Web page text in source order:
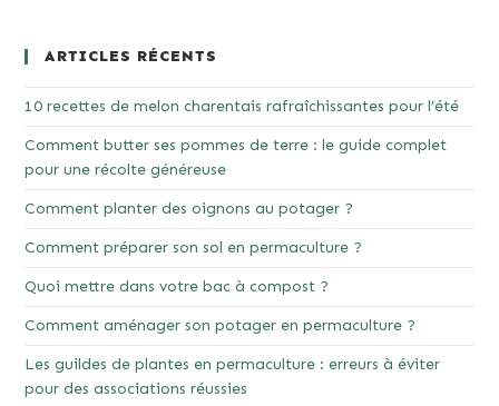
ARTICLES RÉCENTS
10 recettes de melon charentais rafraîchissantes pour l’été
Comment butter ses pommes de terre : le guide complet
pour une récolte généreuse
Comment planter des oignons au potager ?
Comment préparer son sol en permaculture ?
Quoi mettre dans votre bac à compost ?
Comment aménager son potager en permaculture ?
Les guildes de plantes en permaculture : erreurs à éviter
pour des associations réussies